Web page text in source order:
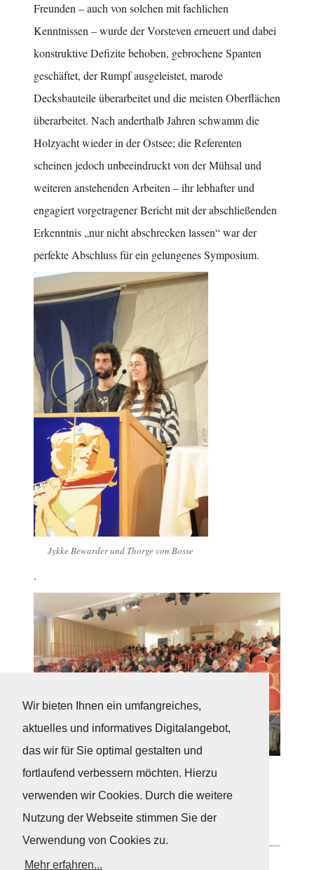
Wir bieten Ihnen ein umfangreiches,
aktuelles und informatives Digitalangebot,
das wir für Sie optimal gestalten und
fortlaufend verbessern möchten. Hierzu
verwenden wir Cookies. Durch die weitere
Nutzung der Webseite stimmen Sie der
Verwendung von Cookies zu.
Mehr erfahren...
Freunden – auch von solchen mit fachlichen
Kenntnissen – wurde der Vorsteven erneuert und dabei
konstruktive Defizite behoben, gebrochene Spanten
geschäftet, der Rumpf ausgeleistet, marode
Decksbauteile überarbeitet und die meisten Oberflächen
überarbeitet. Nach anderthalb Jahren schwamm die
Holzyacht wieder in der Ostsee; die Referenten
scheinen jedoch unbeeindruckt von der Mühsal und
weiteren anstehenden Arbeiten – ihr lebhafter und
engagiert vorgetragener Bericht mit der abschließenden
Erkenntnis „nur nicht abschrecken lassen“ war der
perfekte Abschluss für ein gelungenes Symposium.
Jykke Bewarder und Thorge von Bosse
.
Auditorium
.
Fotos: Ariane Schulz